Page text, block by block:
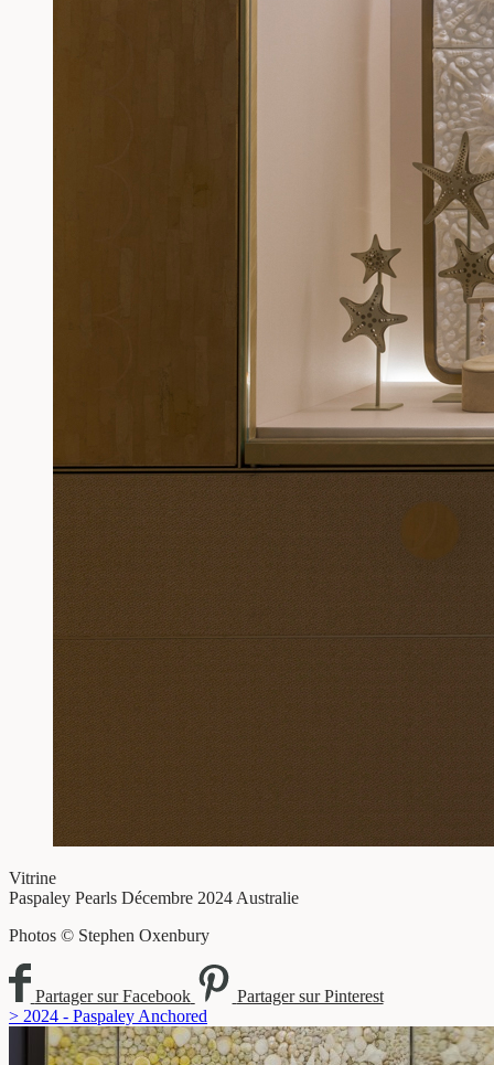
Vitrine
Paspaley Pearls Décembre 2024 Australie
Photos © Stephen Oxenbury
Partager sur Facebook
Partager sur Pinterest
> 2024 - Paspaley Anchored